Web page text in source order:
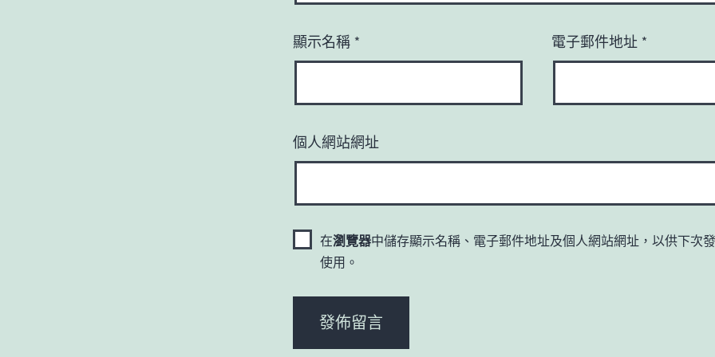
顯示名稱 * 電子郵件地址 *
個人網站網址
在瀏覽器中儲存顯示名稱、電子郵件地址及個人網站網址，以供下次
使用。